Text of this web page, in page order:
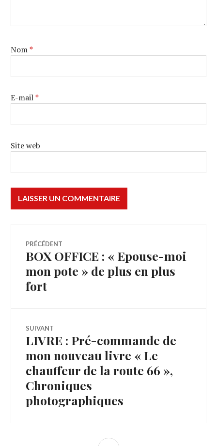
Nom*
E-mail*
Site web
Navigation
de
l’article
PRÉCÉDENT
Article
BOX OFFICE : « Epouse-moi
mon pote » de plus en plus
fort
SUIVANT
Article
LIVRE : Pré-commande de
mon nouveau livre « Le
chauffeur de la route 66 »,
Chroniques
photographiques